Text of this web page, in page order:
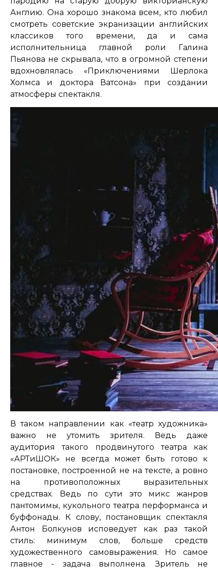
Англию. Она хорошо знакома всем, кто любил
смотреть советские экранизации английских
классиков того времени, да и сама
исполнительница главной роли Галина
Пьянова не скрывала, что в огромной степени
вдохновлялась «Приключениями Шерлока
Холмса и доктора Ватсона» при создании
атмосферы спектакля.
В таком направлении как «театр художника»
важно не утомить зрителя. Ведь даже
аудитория такого продвинутого театра как
«АРТиШОК» не всегда может быть готово к
постановке, построенной не на тексте, а ровно
на противоположных выразительных
средствах. Ведь по сути это микс жанров
пантомимы, кукольного театра перформанса и
буффонады. К слову, постановщик спектакля
Антон Болкунов исповедует как раз такой
стиль: минимум слов, больше средств
художественного самовыражения. Но самое
главное - задача выполнена. Зритель не